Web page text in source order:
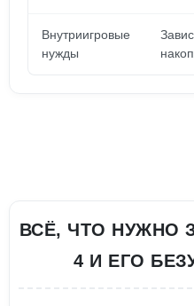
Внутриигровые
нужды
ВСЁ, ЧТО НУЖНО
4 И ЕГО